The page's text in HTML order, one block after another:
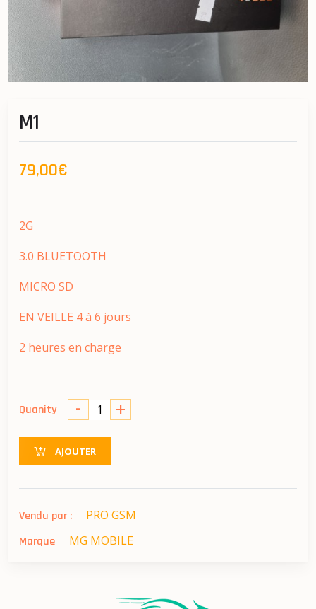
M1
79,00€
2G
3.0 BLUETOOTH
MICRO SD
EN VEILLE 4 à 6 jours
2 heures en charge
Quanity - +
AJOUTER
Vendu par : PRO GSM
Marque MG MOBILE